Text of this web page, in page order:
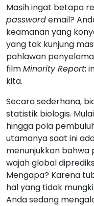
Masih ingat betapa
passwordemail?
keamanan yang
yang tak kunjung
pahlawan
filmMinority Report;
kita.
Secara sederhana,
statistik biologis.
hingga pola
utamanya saat ini
menunjukkan
wajah global
Mengapa? Karena
hal yang tidak
Anda sedang